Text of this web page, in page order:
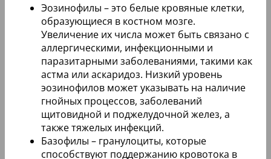
Эозинофилы – это белые кровяные клетки,
образующиеся в костном мозге.
Увеличение их числа может быть связано с
аллергическими, инфекционными и
паразитарными заболеваниями, такими как
астма или аскаридоз. Низкий уровень
эозинофилов может указывать на наличие
гнойных процессов, заболеваний
щитовидной и поджелудочной желез, а
также тяжелых инфекций.
Базофилы – гранулоциты, которые
способствуют поддержанию кровотока в